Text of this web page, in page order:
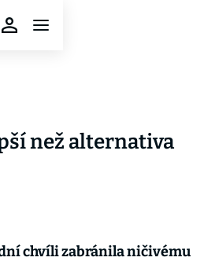
než alternativa
chvíli zabránila ničivému